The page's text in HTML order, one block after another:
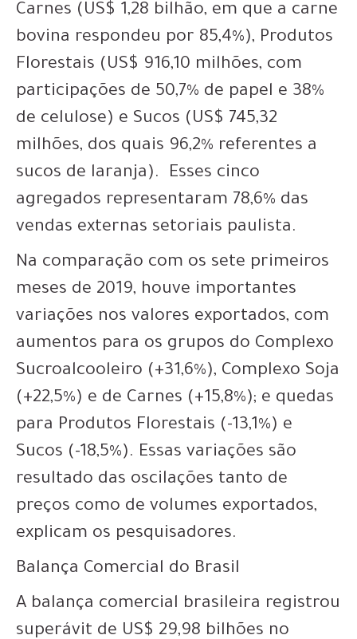
Carnes (US$ 1,28 bilhão, em que a carne
bovina respondeu por 85,4%), Produtos
Florestais (US$ 916,10 milhões, com
participações de 50,7% de papel e 38%
de celulose) e Sucos (US$ 745,32
milhões, dos quais 96,2% referentes a
sucos de laranja). Esses cinco
agregados representaram 78,6% das
vendas externas setoriais paulista.
Na comparação com os sete primeiros
meses de 2019, houve importantes
variações nos valores exportados, com
aumentos para os grupos do Complexo
Sucroalcooleiro (+31,6%), Complexo Soja
(+22,5%) e de Carnes (+15,8%); e quedas
para Produtos Florestais (-13,1%) e
Sucos (-18,5%). Essas variações são
resultado das oscilações tanto de
preços como de volumes exportados,
explicam os pesquisadores.
Balança Comercial do Brasil
A balança comercial brasileira registrou
superávit de US$ 29,98 bilhões no